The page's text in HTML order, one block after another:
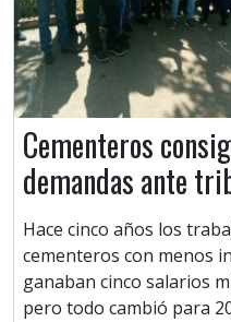
Cementeros
demandas ante
Hace cinco años los
cementeros con menos
ganaban cinco salarios
pero todo cambió para